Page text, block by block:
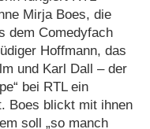
Mirja Boes, die
dem Comedyfach
Hoffmann, das
und Karl Dall – der
bei RTL ein
Boes blickt mit ihnen
soll „so manch